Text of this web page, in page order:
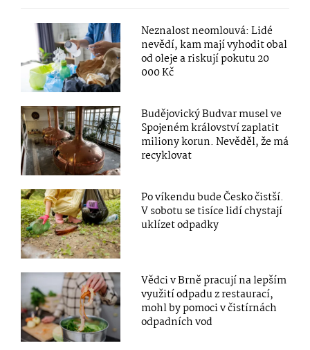
Neznalost neomlouvá: Lidé
nevědí, kam mají vyhodit obal
od oleje a riskují pokutu 20
000 Kč
Budějovický Budvar musel ve
Spojeném království zaplatit
miliony korun. Nevěděl, že má
recyklovat
Po víkendu bude Česko čistší.
V sobotu se tisíce lidí chystají
uklízet odpadky
Vědci v Brně pracují na lepším
využití odpadu z restaurací,
mohl by pomoci v čistírnách
odpadních vod